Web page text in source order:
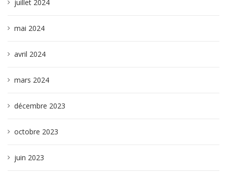
juillet 2024
mai 2024
avril 2024
mars 2024
décembre 2023
octobre 2023
juin 2023